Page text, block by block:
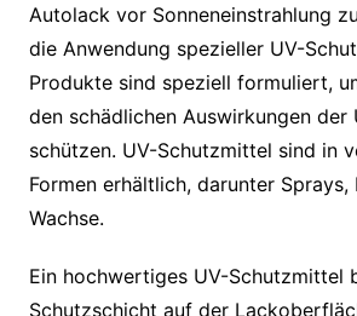
Autolack vor Sonneneinstrahlung
die Anwendung spezieller UV-
Produkte sind speziell formuliert,
den schädlichen Auswirkungen der
schützen. UV-Schutzmittel sind in
Formen erhältlich, darunter Sprays,
Wachse.
Ein hochwertiges UV-Schutzmittel
Schutzschicht auf der